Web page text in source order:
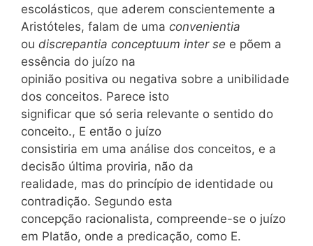
escolásticos, que aderem conscientemente a
Aristóteles, falam de uma convenientia
ou discrepantia conceptuum inter se e põem a
essência do juízo na
opinião positiva ou negativa sobre a unibilidade
dos conceitos. Parece isto
significar que só seria relevante o sentido do
conceito., E então o juízo
consistiria em uma análise dos conceitos, e a
decisão última proviria, não da
realidade, mas do princípio de identidade ou
contradição. Segundo esta
concepção racionalista, compreende-se o juízo
em Platão, onde a predicação, como E.